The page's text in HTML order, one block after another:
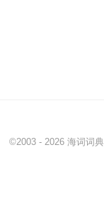
©2003 - 2026 海词词典